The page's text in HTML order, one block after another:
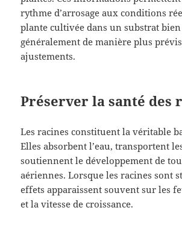
rythme d’arrosage aux conditions
plante cultivée dans un substrat
généralement de manière plus
ajustements.
Préserver la santé des
Les racines constituent la véritable
Elles absorbent l’eau, transportent
soutiennent le développement de
aériennes. Lorsque les racines sont
effets apparaissent souvent sur les
et la vitesse de croissance.